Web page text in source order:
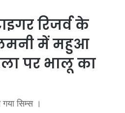
रिजर्व के
में महुआ
पर भालू का
सिम्स ।